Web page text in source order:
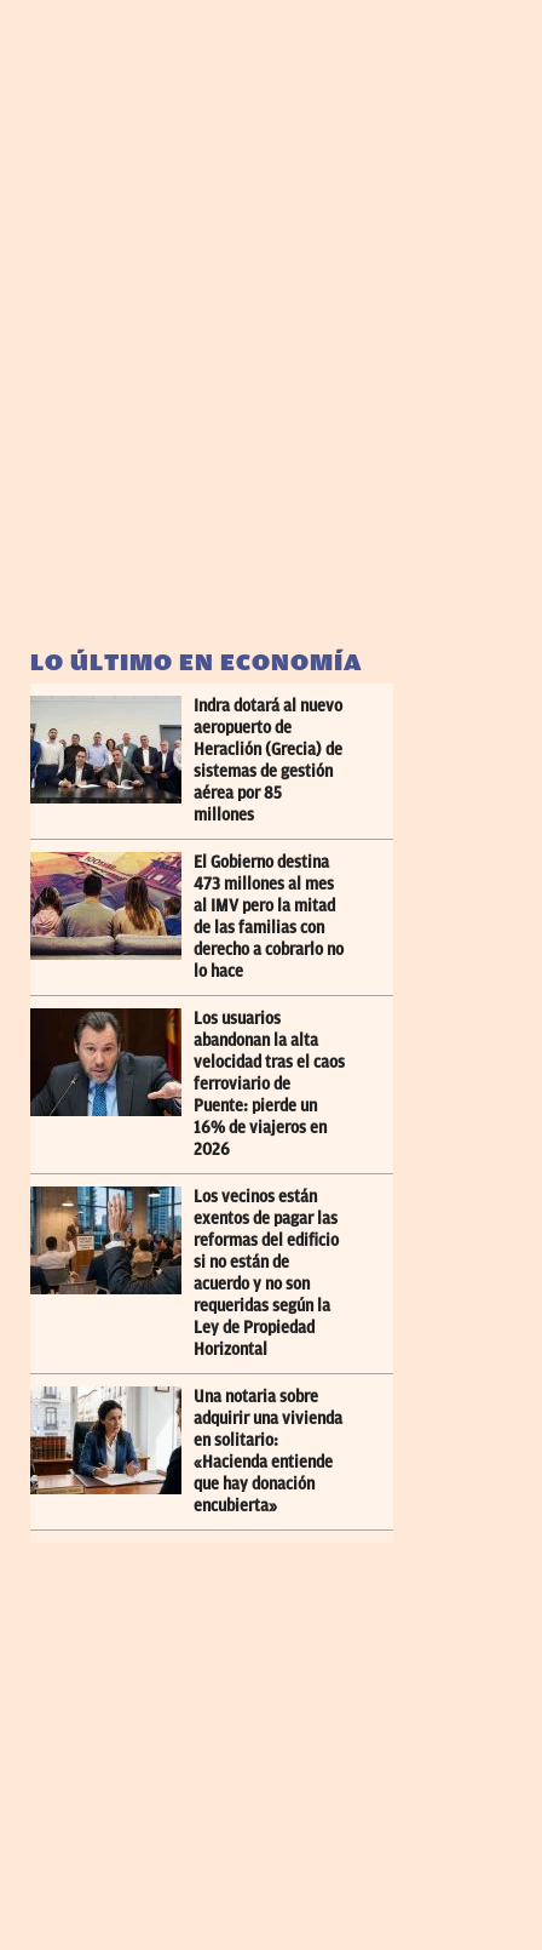
LO ÚLTIMO EN ECONOMÍA
Indra dotará al nuevo
aeropuerto de
Heraclión (Grecia) de
sistemas de gestión
aérea por 85
millones
El Gobierno destina
473 millones al mes
al IMV pero la mitad
de las familias con
derecho a cobrarlo no
lo hace
Los usuarios
abandonan la alta
velocidad tras el caos
ferroviario de
Puente: pierde un
16% de viajeros en
2026
Los vecinos están
exentos de pagar las
reformas del edificio
si no están de
acuerdo y no son
requeridas según la
Ley de Propiedad
Horizontal
Una notaria sobre
adquirir una vivienda
en solitario:
«Hacienda entiende
que hay donación
encubierta»